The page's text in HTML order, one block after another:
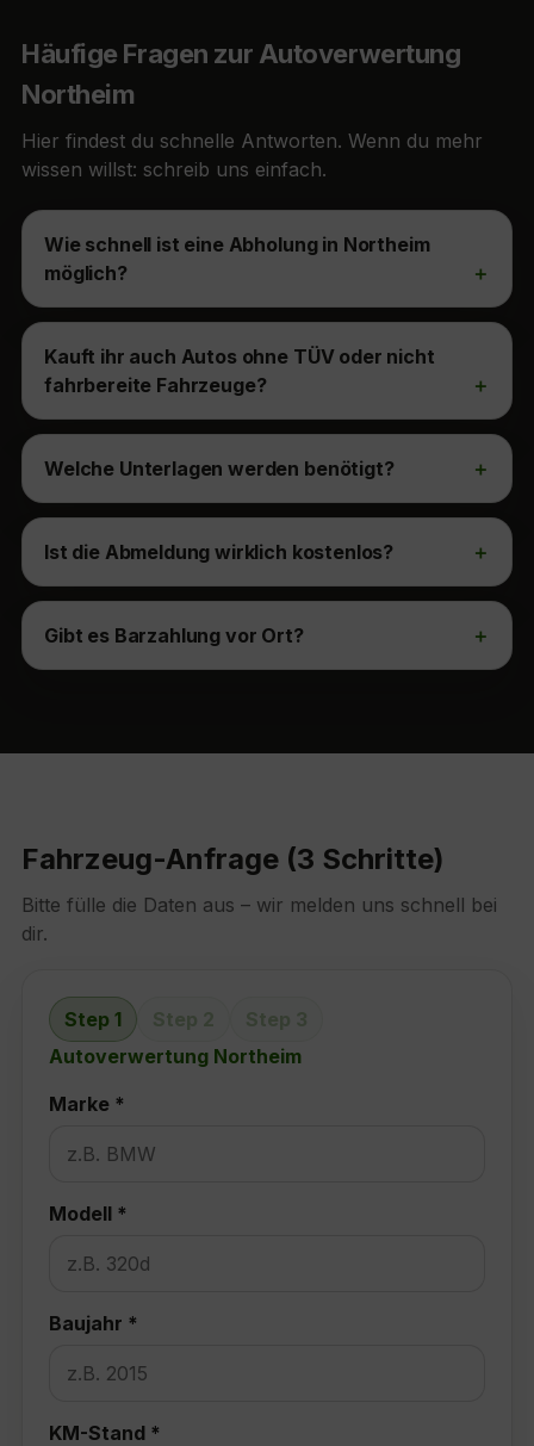
Häufige Fragen zur Autoverwertung
Northeim
Hier findest du schnelle Antworten. Wenn du mehr
wissen willst: schreib uns einfach.
Wie schnell ist eine Abholung in Northeim
möglich?
Kauft ihr auch Autos ohne TÜV oder nicht
fahrbereite Fahrzeuge?
Welche Unterlagen werden benötigt?
Ist die Abmeldung wirklich kostenlos?
Gibt es Barzahlung vor Ort?
Fahrzeug-Anfrage (3 Schritte)
Bitte fülle die Daten aus – wir melden uns schnell bei
dir.
Step 1 Step 2
Step 3
Autoverwertung Northeim
Marke *
Modell *
Baujahr *
KM-Stand *